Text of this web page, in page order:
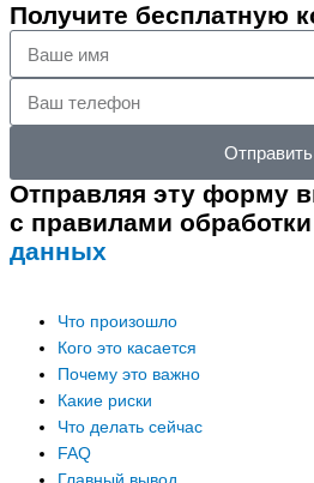
Получите бесплатную
Отправить
Отправляя эту форму
с правилами обработки
данных
Что произошло
Кого это касается
Почему это важно
Какие риски
Что делать сейчас
FAQ